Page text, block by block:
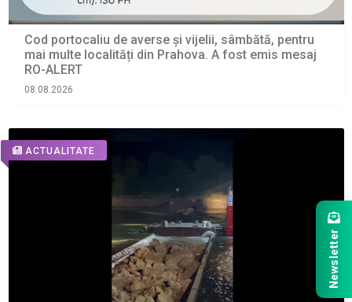
Cod portocaliu de averse și vijelii, sâmbătă, pentru
mai multe localități din Prahova. A fost emis mesaj
RO-ALERT
08.08.2026
ACTUALITATE
Newsletter